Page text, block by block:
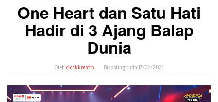
One Heart dan Satu Hati
Hadir di 3 Ajang Balap
Dunia
Oleh cicakkreatip Diposting pada17/02/2023